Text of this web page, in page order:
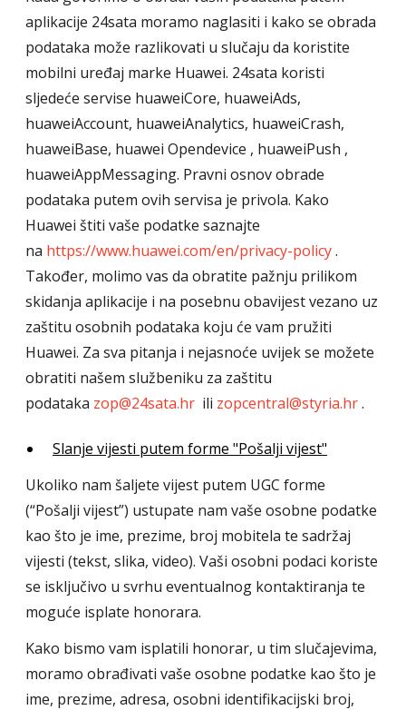
aplikacije 24sata moramo naglasiti i kako se obrada
podataka može razlikovati u slučaju da koristite
mobilni uređaj marke Huawei. 24sata koristi
sljedeće servise huaweiCore, huaweiAds,
huaweiAccount, huaweiAnalytics, huaweiCrash,
huaweiBase, huawei Opendevice , huaweiPush ,
huaweiAppMessaging. Pravni osnov obrade
podataka putem ovih servisa je privola. Kako
Huawei štiti vaše podatke saznajte
na https://www.huawei.com/en/privacy-policy.
Također, molimo vas da obratite pažnju prilikom
skidanja aplikacije i na posebnu obavijest vezano uz
zaštitu osobnih podataka koju će vam pružiti
Huawei. Za sva pitanja i nejasnoće uvijek se možete
obratiti našem službeniku za zaštitu
podataka zop@24sata.hr ili zopcentral@styria.hr.
Slanje vijesti putem forme "Pošalji vijest"
Ukoliko nam šaljete vijest putem UGC forme
(“Pošalji vijest”) ustupate nam vaše osobne podatke
kao što je ime, prezime, broj mobitela te sadržaj
vijesti (tekst, slika, video). Vaši osobni podaci koriste
se isključivo u svrhu eventualnog kontaktiranja te
moguće isplate honorara.
Kako bismo vam isplatili honorar, u tim slučajevima,
moramo obrađivati vaše osobne podatke kao što je
ime, prezime, adresa, osobni identifikacijski broj,